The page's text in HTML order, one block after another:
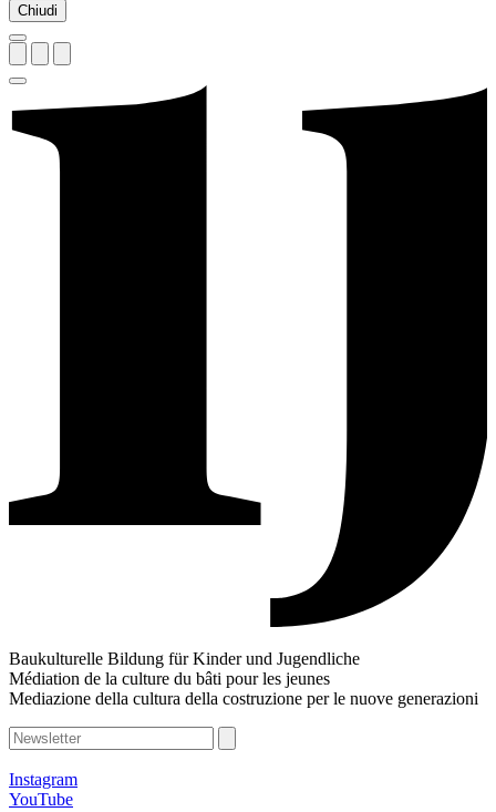
Chiudi
Baukulturelle Bildung für Kinder und Jugendliche
Médiation de la culture du bâti pour les jeunes
Mediazione della cultura della costruzione per le nuove generazioni
Instagram
YouTube